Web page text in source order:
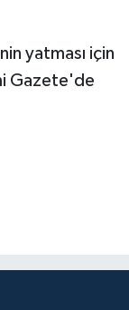
yatması için
Gazete'de